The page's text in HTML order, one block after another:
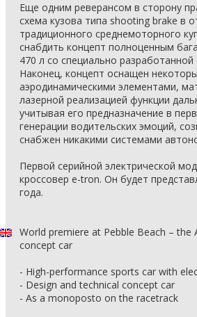
Еще одним реверансом в сторону
схема кузова типа shooting brake в
традиционного среднемоторного
снабдить концепт полноценным
470 л со специально разработанной
Наконец, концепт оснащен
аэродинамическими элементами,
лазерной реализацией функции
учитывая его предназначение в
генерации водительских эмоций,
снабжен никакими системами
Первой серийной электрической
кроссовер e-tron. Он будет
года.
World premiere at Pebble Beach – the
concept car
- High-performance sports car with
- Design and technical concept car
- As a monoposto on the racetrack